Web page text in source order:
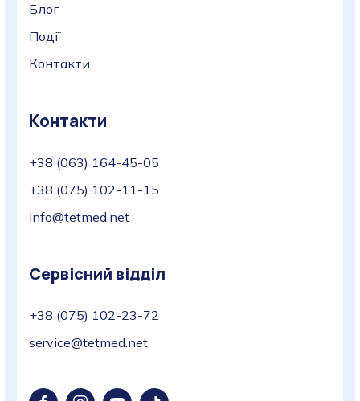
Блог
Події
Контакти
Контакти
+38 (063) 164-45-05
+38 (075) 102-11-15
info@tetmed.net
Сервісний відділ
+38 (075) 102-23-72
service@tetmed.net